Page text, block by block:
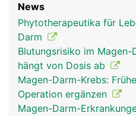
News
Phytotherapeutika für
Darm
Blutungsrisiko im
hängt von Dosis ab
Magen-Darm-Krebs:
Operation ergänzen
Magen-Darm-